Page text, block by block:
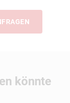
könnte